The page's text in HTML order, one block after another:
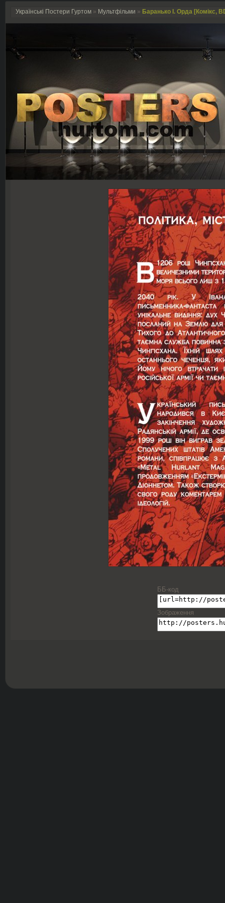
Українські Постери Гуртом » Мультфільми » Баранько І. Орда [Комікс,
ББ-код
Зображення